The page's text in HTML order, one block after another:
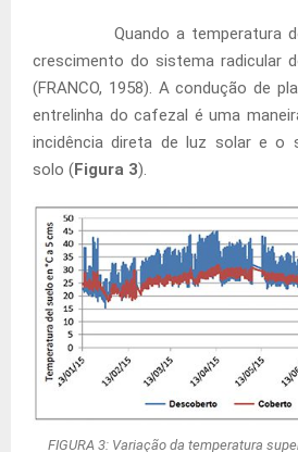
Quando a temperatura do
crescimento do sistema radicular
(FRANCO, 1958). A condução de
entrelinha do cafezal é uma
incidência direta de luz solar e o
solo (Figura 3).
FIGURA 3: Variação da temperatura